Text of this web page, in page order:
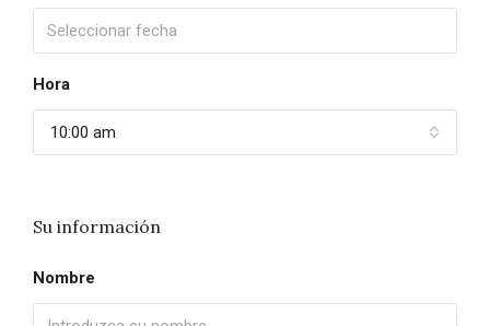
Hora
10:00 am
Su información
Nombre